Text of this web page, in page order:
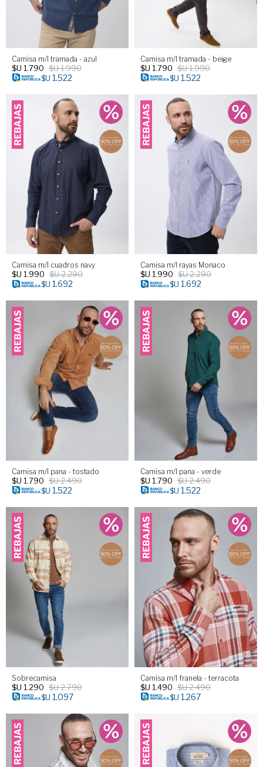
Camisa m/l tramada - azul
$U 1.790 $U1.990
$U 1.522
Camisa m/l tramada - beige
$U 1.790 $U1.990
$U 1.522
Camisa m/l cuadros navy
$U 1.990 $U2.290
$U 1.692
Camisa m/l rayas Monaco
$U 1.990 $U2.290
$U 1.692
Camisa m/l pana - tostado
$U 1.790 $U2.490
$U 1.522
Camisa m/l pana - verde
$U 1.790 $U2.490
$U 1.522
Sobrecamisa
$U 1.290 $U2.790
$U 1.097
Camisa m/l franela - terracota
$U 1.490 $U2.490
$U 1.267